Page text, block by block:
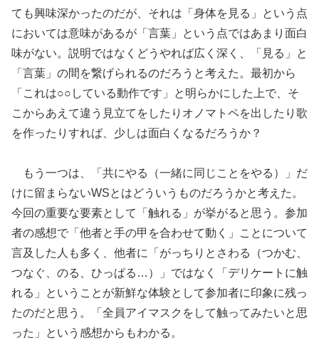
ても興味深かったのだが、それは「身体を見る」という点
においては意味があるが「言葉」という点ではあまり面白
味がない。説明ではなくどうやれば広く深く、「見る」と
「言葉」の間を繋げられるのだろうと考えた。最初から
「これは○○している動作です」と明らかにした上で、そ
こからあえて違う見立てをしたりオノマトペを出したり歌
を作ったりすれば、少しは面白くなるだろうか？
もう一つは、「共にやる（一緒に同じことをやる）」だ
けに留まらないWSとはどういうものだろうかと考えた。
今回の重要な要素として「触れる」が挙がると思う。参加
者の感想で「他者と手の甲を合わせて動く」ことについて
言及した人も多く、他者に「がっちりとさわる（つかむ、
つなぐ、のる、ひっぱる…）」ではなく「デリケートに触
れる」ということが新鮮な体験として参加者に印象に残っ
たのだと思う。「全員アイマスクをして触ってみたいと思
った」という感想からもわかる。